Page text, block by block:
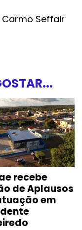
Seffair
recebe
de Aplausos
em